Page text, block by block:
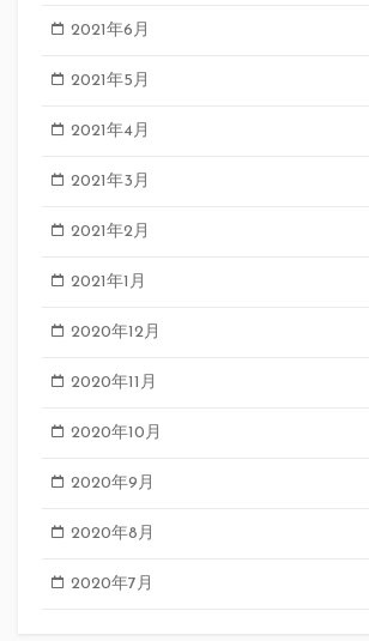
2021年6月
2021年5月
2021年4月
2021年3月
2021年2月
2021年1月
2020年12月
2020年11月
2020年10月
2020年9月
2020年8月
2020年7月